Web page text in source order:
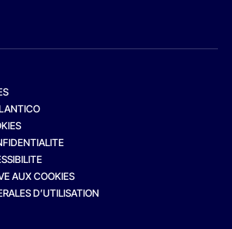
AUX COOKIES
D’UTILISATION